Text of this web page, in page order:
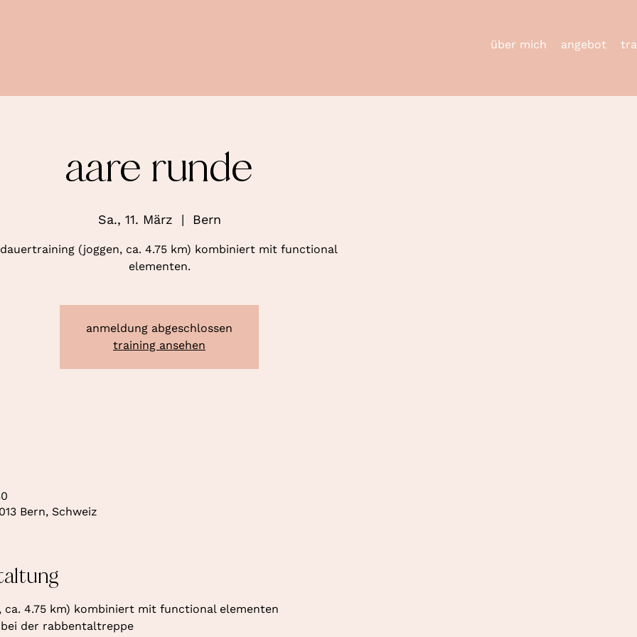
über mich angebot
aare runde
Sa., 11. März
  |
Bern
(joggen, ca. 4.75 km) kombiniert mit functional
elementen.
anmeldung abgeschlossen
training ansehen
Bern, Schweiz
ca. 4.75 km) kombiniert mit functional elementen
der rabbentaltreppe